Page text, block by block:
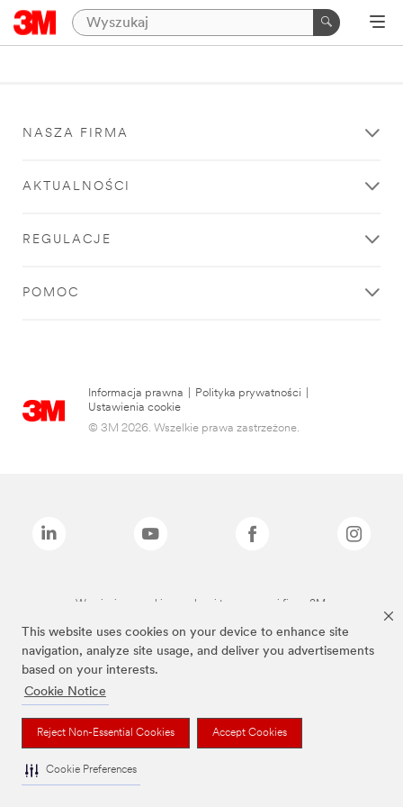
This website uses cookies on your device to enhance site
navigation, analyze site usage, and deliver you advertisements
based on your interests.
Cookie Notice
Reject Non-Essential Cookies Accept Cookies
Cookie Preferences
NASZA FIRMA
AKTUALNOŚCI
REGULACJE
POMOC
Informacja prawna Polityka prywatności
Ustawienia cookie
© 3M 2026. Wszelkie prawa zastrzeżone.
Wymienione marki są znakami towarowymi firmy 3M.